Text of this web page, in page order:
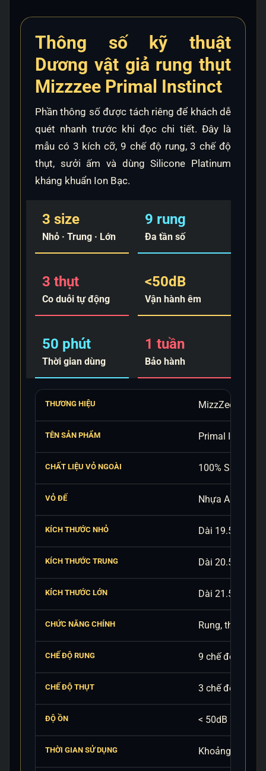
Thông số kỹ thuật
Dương vật giả rung thụt
Mizzzee Primal Instinct
Phần thông số được tách riêng để khách dễ
quét nhanh trước khi đọc chi tiết. Đây là
mẫu có 3 kích cỡ, 9 chế độ rung, 3 chế độ
thụt, sưởi ấm và dùng Silicone Platinum
kháng khuẩn Ion Bạc.
3 size
Nhỏ · Trung · Lớn
9 rung
Đa tần số
3 thụt
Co duỗi tự động
<50dB
Vận hành êm
50 phút
Thời gian dùng
1 tuần
Bảo hành
THƯƠNG HIỆU MizzZee
TÊN SẢN PHẨM Primal Instinct
CHẤT LIỆU VỎ NGOÀI 100% Silicone
VỎ ĐẾ Nhựa ABS cao
KÍCH THƯỚC NHỎ Dài 19.5cm /
KÍCH THƯỚC TRUNG Dài 20.5cm /
KÍCH THƯỚC LỚN Dài 21.5cm /
CHỨC NĂNG CHÍNH Rung, thụt/co
CHẾ ĐỘ RUNG 9 chế độ rung
CHẾ ĐỘ THỤT 3 chế độ thụt
ĐỘ ỒN < 50dB
THỜI GIAN SỬ DỤNG Khoảng 50 phút